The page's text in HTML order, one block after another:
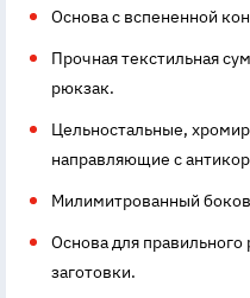
Основа с вспененной
Прочная текстильная
рюкзак.
Цельностальные,
направляющие с
Милимитрованный
Основа для
заготовки.